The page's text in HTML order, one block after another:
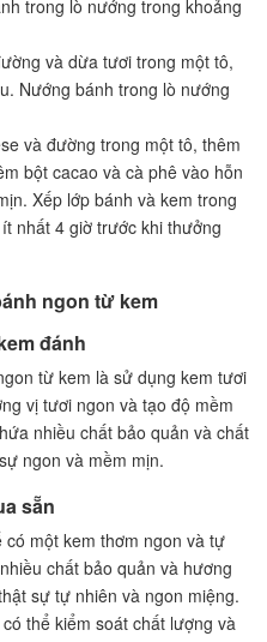
trong lò nướng trong khoảng
và dừa tươi trong một tô,
Nướng bánh trong lò nướng
và đường trong một tô, thêm
bột cacao và cà phê vào hỗn
Xếp lớp bánh và kem trong
nhất 4 giờ trước khi thưởng
ngon từ kem
đánh
từ kem là sử dụng kem tươi
vị tươi ngon và tạo độ mềm
nhiều chất bảo quản và chất
ngon và mềm mịn.
sẵn
một kem thơm ngon và tự
chất bảo quản và hương
sự tự nhiên và ngon miệng.
thể kiểm soát chất lượng và